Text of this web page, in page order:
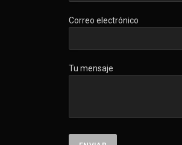
Correo electrónico
Tu mensaje